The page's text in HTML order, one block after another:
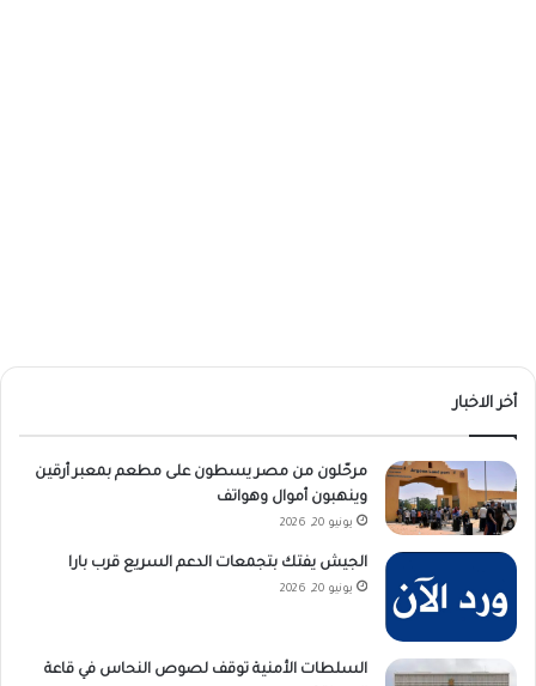
أخر الاخبار
مرحّلون من مصر يسطون على مطعم بمعبر أرقين
وينهبون أموال وهواتف
يونيو 20, 2026
الجيش يفتك بتجمعات الدعم السريع قرب بارا
يونيو 20, 2026
السلطات الأمنية توقف لصوص النحاس في قاعة